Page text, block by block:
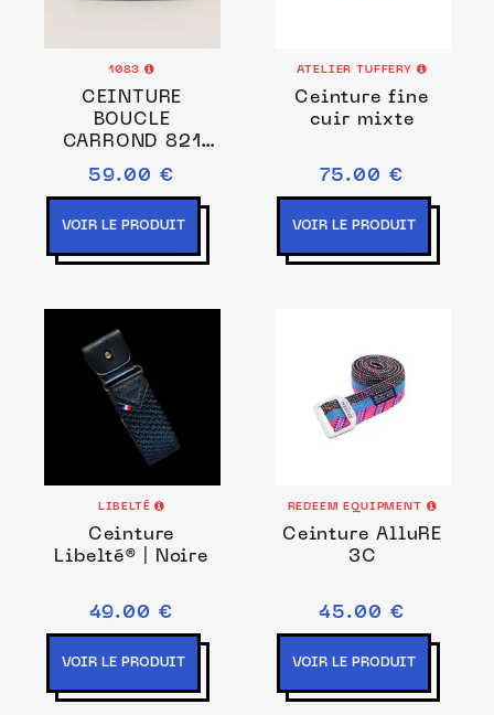
1083
CEINTURE
BOUCLE
CARROND 821
cuir noir Unisexe
59.00 €
VOIR LE PRODUIT
ATELIER TUFFERY
Ceinture fine
cuir mixte
75.00 €
VOIR LE PRODUIT
LIBELTÉ
Ceinture
Libelté® | Noire
49.00 €
VOIR LE PRODUIT
REDEEM EQUIPMENT
Ceinture AlluRE
3C
45.00 €
VOIR LE PRODUIT